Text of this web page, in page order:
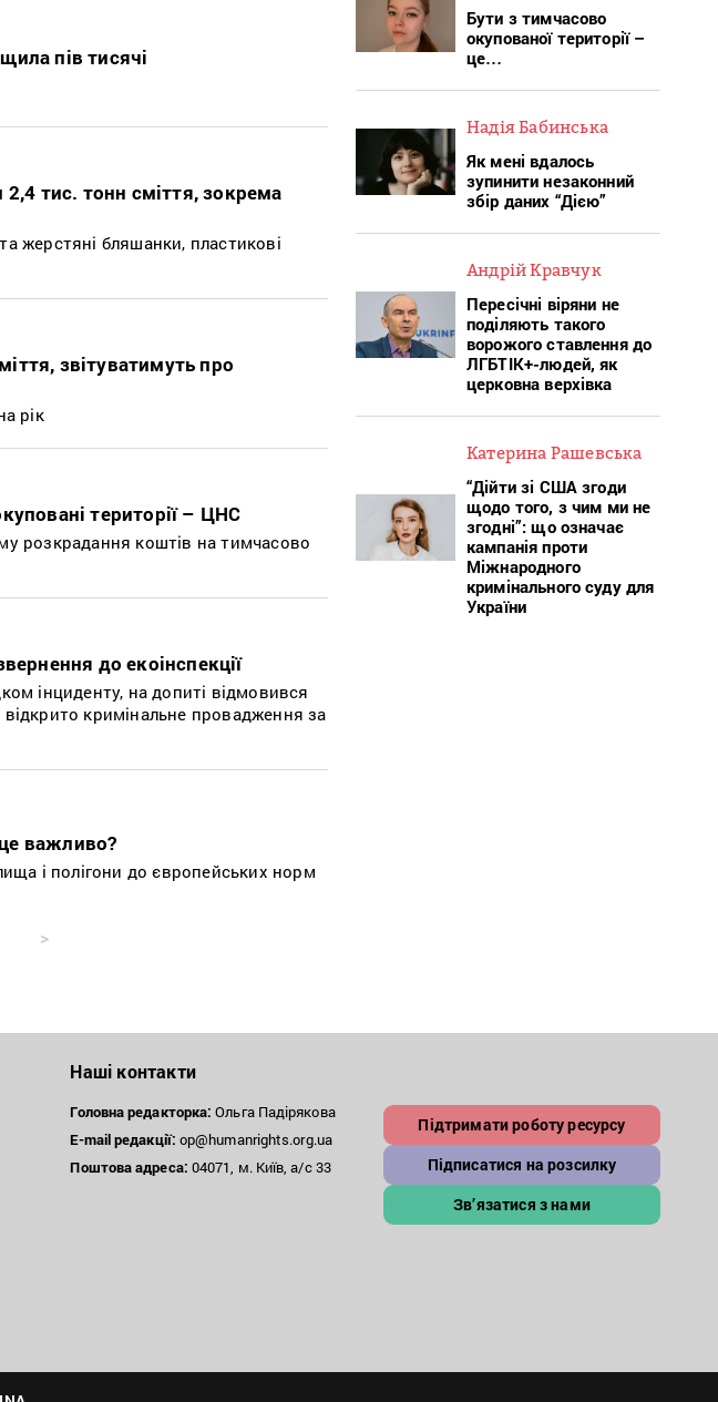
пів тисячі
2,4 тис. тонн сміття, зокрема
жерстяні бляшанки, пластикові
звітуватимуть про
рік
території – ЦНС
розкрадання коштів на тимчасово
до екоінспекції
інциденту, на допиті відмовився
кримінальне провадження за
важливо?
і полігони до європейських норм
Бути з тимчасово
окупованої території –
це…
Надія Бабинська
Як мені вдалось
зупинити незаконний
збір даних “Дією”
Андрій Кравчук
Пересічні віряни не
поділяють такого
ворожого ставлення до
ЛГБТІК+-людей, як
церковна верхівка
Катерина Рашевська
“Дійти зі США згоди
щодо того, з чим ми не
згодні”: що означає
кампанія проти
Міжнародного
кримінального суду для
України
>
Наші контакти
Головна редакторка: Ольга Падірякова
E-mail редакції: op@humanrights.org.ua
Поштоваадреса: 04071, м. Київ, а/с 33
Підтримати роботу ресурсу
Підписатися на розсилку
Зв’язатися з нами